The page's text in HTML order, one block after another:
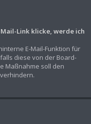
Link klicke, werde ich
E-Mail-Funktion für
diese von der Board-
Maßnahme soll den